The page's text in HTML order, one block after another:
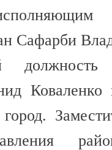
Сафарби